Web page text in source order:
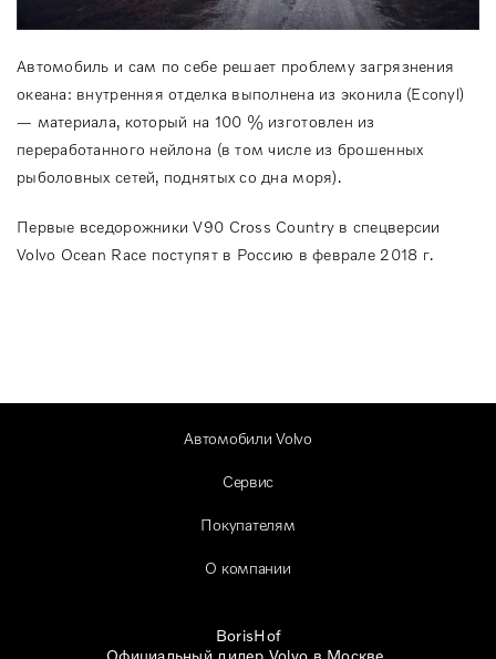
Автомобиль и сам по себе решает проблему загрязнения
океана: внутренняя отделка выполнена из эконила (Econyl)
— материала, который на 100 % изготовлен из
переработанного нейлона (в том числе из брошенных
рыболовных сетей, поднятых со дна моря).
Первые вседорожники V90 Cross Country в спецверсии
Volvo Ocean Race поступят в Россию в феврале 2018 г.
Автомобили Volvo
Сервис
Покупателям
О компании
BorisHof